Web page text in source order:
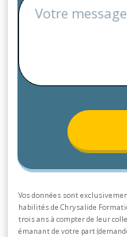
Vos données sont
habilités de Chrysalide
trois ans à compter de leur
émanant de votre part